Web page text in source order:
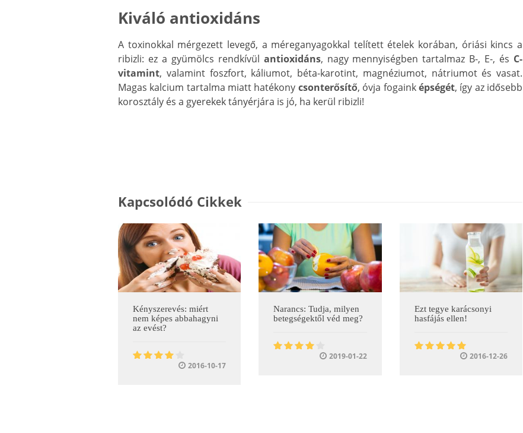
Kiváló antioxidáns
A toxinokkal mérgezett levegő, a méreganyagokkal telített ételek korában, óriási kincs a
ribizli: ez a gyümölcs rendkívül antioxidáns, nagy mennyiségben tartalmaz B-, E-, és C-
vitamint, valamint foszfort, káliumot, béta-karotint, magnéziumot, nátriumot és vasat.
Magas kalcium tartalma miatt hatékony csonterősítő, óvja fogainképségét, így az idősebb
korosztály és a gyerekek tányérjára is jó, ha kerül ribizli!
Kapcsolódó Cikkek
Kényszerevés: miért
nem képes abbahagyni
az evést?
2016-10-17
Narancs: Tudja, milyen
betegségektől véd meg?
2019-01-22
Ezt tegye karácsonyi
hasfájás ellen!
2016-12-26